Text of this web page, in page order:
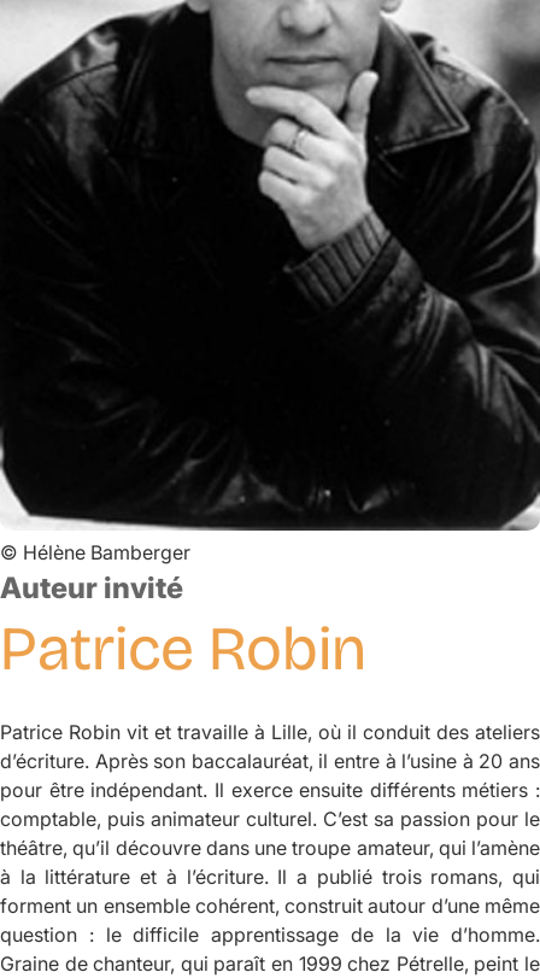
© Hélène Bamberger
Auteur invité
Patrice Robin
Patrice Robin vit et travaille à Lille, où il conduit des ateliers
d’écriture. Après son baccalauréat, il entre à l’usine à 20 ans
pour être indépendant. Il exerce ensuite différents métiers :
comptable, puis animateur culturel. C’est sa passion pour le
théâtre, qu’il découvre dans une troupe amateur, qui l’amène
à la littérature et à l’écriture. Il a publié trois romans, qui
forment un ensemble cohérent, construit autour d’une même
question : le difficile apprentissage de la vie d’homme.
Graine de chanteur, qui paraît en 1999 chez Pétrelle, peint le